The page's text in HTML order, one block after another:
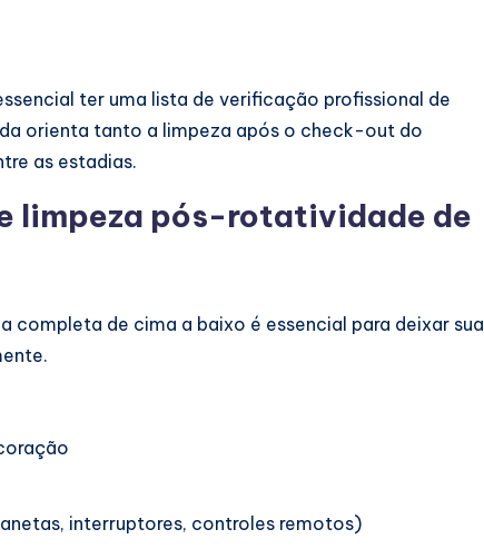
ter uma lista de verificação profissional de
orienta tanto a limpeza após o check-out do
as estadias.
limpeza pós-rotatividade de
completa de cima a baixo é essencial para deixar sua
interruptores, controles remotos)